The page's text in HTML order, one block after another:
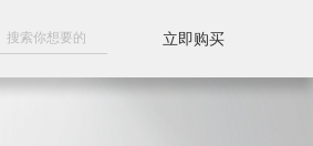
立即购买